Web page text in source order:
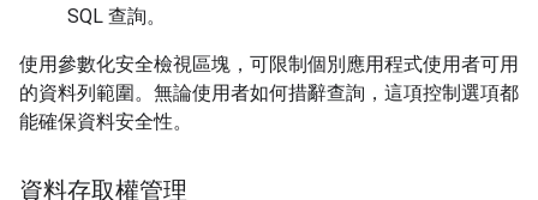
SQL 查詢。
使用參數化安全檢視區塊，可限制個別應用程式使用者可用
的資料列範圍。無論使用者如何措辭查詢，這項控制選項都
能確保資料安全性。
資料存取權管理